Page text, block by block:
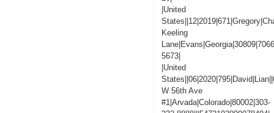
|United
Keeling
5673|
|United
W 56th Ave
#1|Arvada|Colorado|80002|303-